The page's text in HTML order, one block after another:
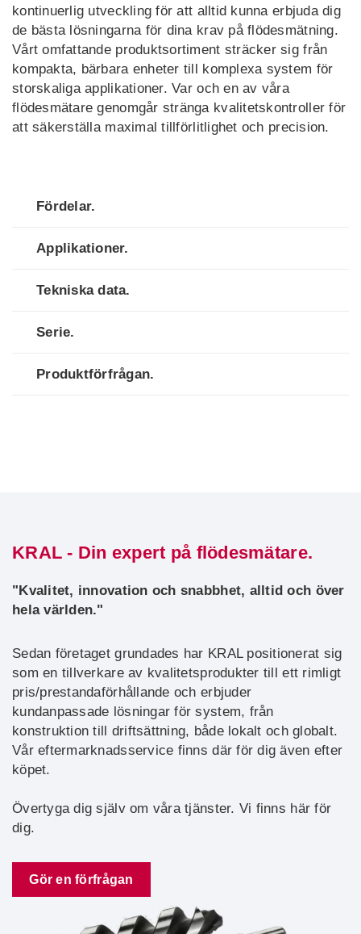
kontinuerlig utveckling för att alltid kunna erbjuda dig
de bästa lösningarna för dina krav på flödesmätning.
Vårt omfattande produktsortiment sträcker sig från
kompakta, bärbara enheter till komplexa system för
storskaliga applikationer. Var och en av våra
flödesmätare genomgår stränga kvalitetskontroller för
att säkerställa maximal tillförlitlighet och precision.
Fördelar.
Applikationer.
Tekniska data.
Serie.
Produktförfrågan.
KRAL - Din expert på flödesmätare.
"Kvalitet, innovation och snabbhet, alltid och över
hela världen."
Sedan företaget grundades har KRAL positionerat sig
som en tillverkare av kvalitetsprodukter till ett rimligt
pris/prestandaförhållande och erbjuder
kundanpassade lösningar för system, från
konstruktion till driftsättning, både lokalt och globalt.
Vår eftermarknadsservice finns där för dig även efter
köpet.
Övertyga dig själv om våra tjänster. Vi finns här för
dig.
Gör en förfrågan